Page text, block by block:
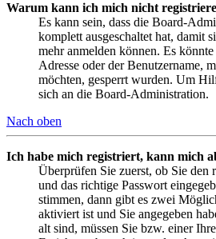
Warum kann ich mich nicht
Es kann sein, dass die Board-
komplett ausgeschaltet hat, damit
mehr anmelden können. Es
Adresse oder der Benutzername,
möchten, gesperrt wurden. Um
sich an die Board-Administration.
Nach oben
Ich habe mich registriert, kann mich
Überprüfen Sie zuerst, ob Sie den
und das richtige Passwort
stimmen, dann gibt es zwei
aktiviert ist und Sie angegeben
alt sind, müssen Sie bzw. einer